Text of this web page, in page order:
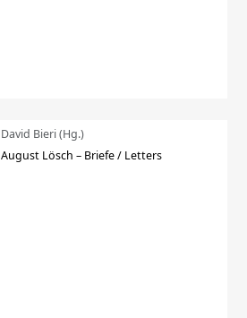
David Bieri (Hg.)
August Lösch – Briefe / Letters